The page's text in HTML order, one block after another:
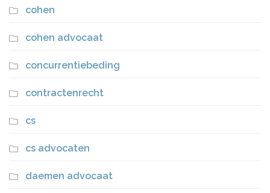
cohen
cohen advocaat
concurrentiebeding
contractenrecht
cs
cs advocaten
daemen advocaat